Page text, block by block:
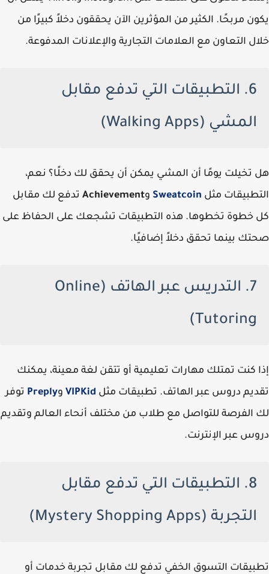
يكون مربحًا. الكثير من المؤثرين الآن يحققون دخلاً كبيرًا من
خلال التعاون مع العلامات التجارية والإعلانات المدفوعة.
6. التطبيقات التي تدفع مقابل
المشي (Walking Apps)
هل تخيلت يومًا أن المشي يمكن أن يحقق لك دخلًا؟ نعم،
التطبيقات مثل Sweatcoin وAchievement تدفع لك مقابل
كل خطوة تخطوها. هذه التطبيقات تشجعك على الحفاظ على
صحتك بينما تحقق دخلاً إضافيًا.
7. التدريس عبر الهاتف (Online
Tutoring)
إذا كنت تمتلك مهارات تعليمية أو تتقن لغة معينة، يمكنك
تقديم دروس عبر الهاتف. تطبيقات مثل VIPKid وPreply توفر
لك الفرصة للتواصل مع طلاب من مختلف أنحاء العالم وتقديم
دروس عبر الإنترنت.
8. التطبيقات التي تدفع مقابل
التجربة (Mystery Shopping Apps)
تطبيقات التسوق الخفي تدفع لك مقابل تجربة خدمات أو